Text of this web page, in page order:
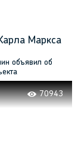
Маркса
объявил об
70943